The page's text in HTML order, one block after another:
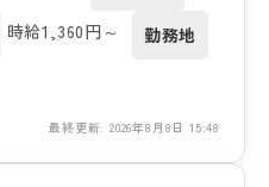
時給1,360円～
勤務地
最終更新: 2026年8月8日 15:48